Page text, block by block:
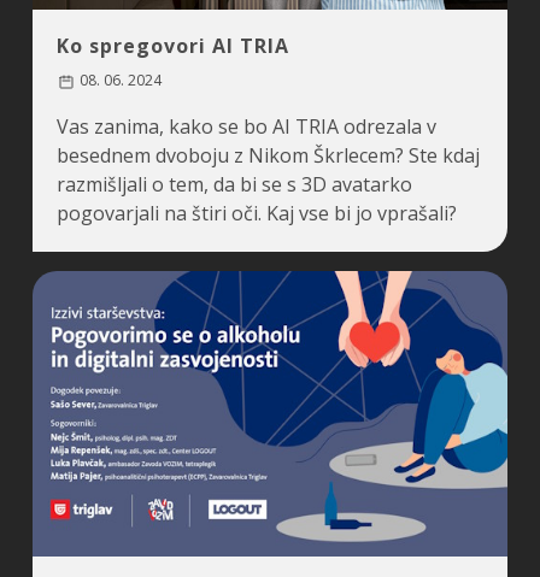
Ko spregovori AI TRIA
08. 06. 2024
Vas zanima, kako se bo AI TRIA odrezala v
besednem dvoboju z Nikom Škrlecem? Ste kdaj
razmišljali o tem, da bi se s 3D avatarko
pogovarjali na štiri oči. Kaj vse bi jo vprašali?